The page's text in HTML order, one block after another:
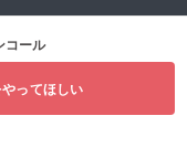
コール
ってほしい